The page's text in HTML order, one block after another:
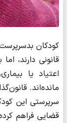
کودکان
قانونی دارند،
اعتیاد یا
مانده‌اند.
سرپرستی این
قضایی فراهم